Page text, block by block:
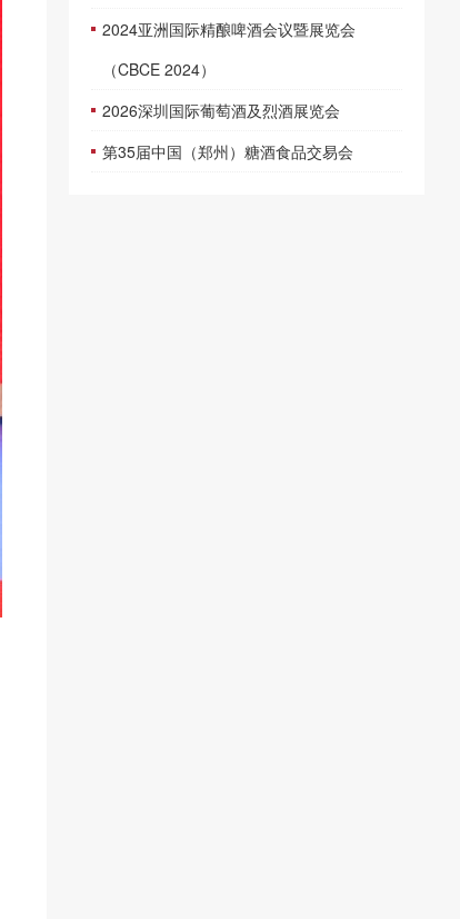
2024亚洲国际精酿啤酒会议暨展览会
（CBCE 2024）
2026深圳国际葡萄酒及烈酒展览会
第35届中国（郑州）糖酒食品交易会